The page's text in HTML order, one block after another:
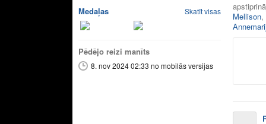
Medaļas Skatīt visas
Pēdējo reizi manīts
8. nov 2024 02:33 no mobilās versijas
Mellison,